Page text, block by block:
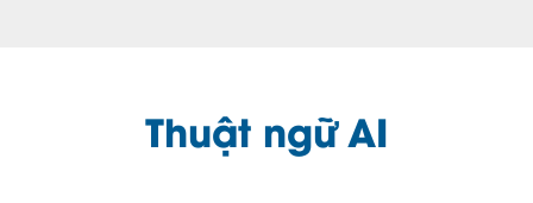
Thuật ngữ AI